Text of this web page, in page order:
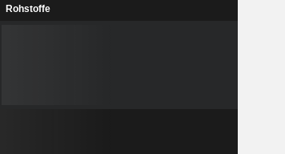
Rohstoffe